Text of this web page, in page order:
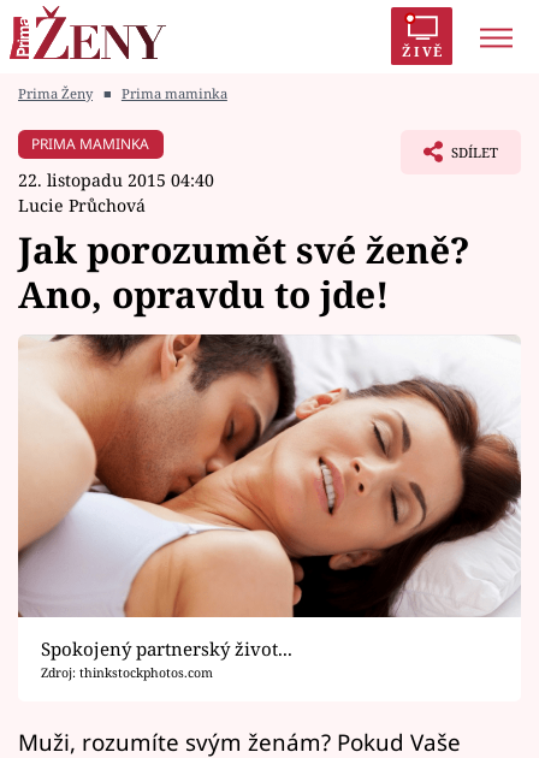
ŽIVĚ
Módní alarm
Zrádci
Témata
Celebrity
Vztahy
Seriály
Horoskopy
Sledujte prima+
Filmový festival Karlovy Vary
Prima Ženy ■ Prima maminka
PRIMA MAMINKA
22. listopadu 2015 04:40
Lucie Průchová
SDÍLET
Jak porozumět své ženě?
Ano, opravdu to jde!
Spokojený partnerský život...
Zdroj: thinkstockphotos.com
Muži, rozumíte svým ženám? Pokud Vaše